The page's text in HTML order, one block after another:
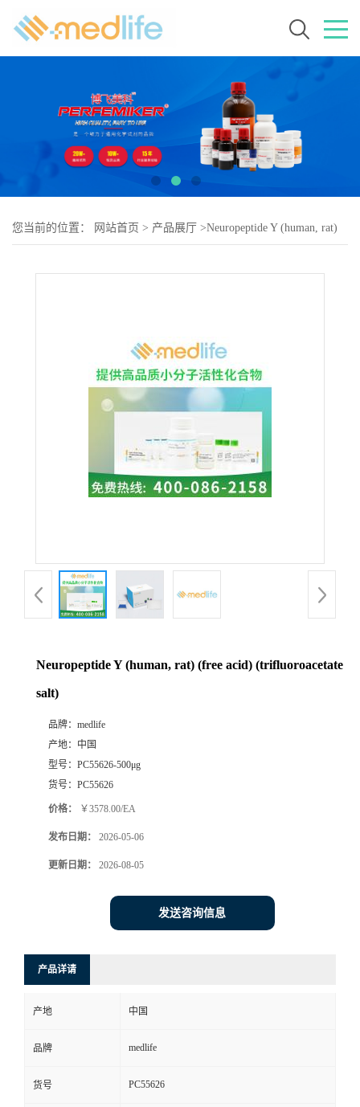
您当前的位置： 网站首页 > 产品展厅 >Neuropeptide Y (human, rat)
Neuropeptide Y (human, rat) (free acid) (trifluoroacetate
salt)
品牌： medlife
产地： 中国
型号： PC55626-500μg
货号： PC55626
价格： ￥3578.00/EA
发布日期： 2026-05-06
更新日期： 2026-08-05
发送咨询信息
产品详请
产地 中国
品牌 medlife
货号 PC55626